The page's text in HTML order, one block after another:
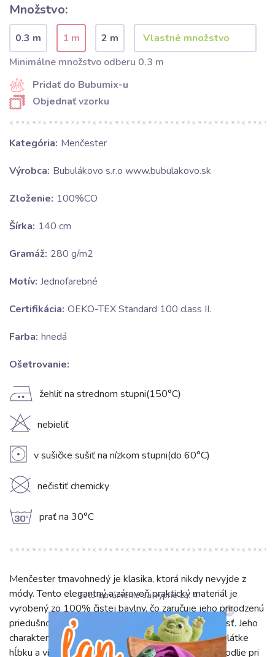
Množstvo:
0.3 m 1 m
2 m
Minimálne množstvo odberu 0.3 m
Pridať do Bubumix-u
Objednať vzorku
Kategória: Menčester
Výrobca: Bubulákovo s.r.o www.bubulakovo.sk
Zloženie: 100%CO
Šírka: 140 cm
Gramáž: 280 g/m2
Motív: Jednofarebné
Certifikácia: OEKO-TEX Standard 100 class II.
Farba: hnedá
Ošetrovanie:
E žehliť na strednom stupni(150°C)
H nebieliť
V v sušičke sušiť na nízkom stupni(do 60°C)
K nečistiť chemicky
g prať na 30°C
Menčester tmavohnedý je klasika, ktorá nikdy nevyjde z
módy. Tento elegantný a zároveň praktický materiál je
vyrobený zo 100% čistej bavlny, čo zaručuje jeho prirodzenú
priedušnosť, mäkkosť na dotyk a výnimočnú odolnosť. Jeho
charakteristická, jemne rebrovaná štruktúra dodáva látke
hĺbku a vizuálnu zaujímavosť, pričom zachováva pohodlie pri
Toto oznámenie sa vypne za: 4